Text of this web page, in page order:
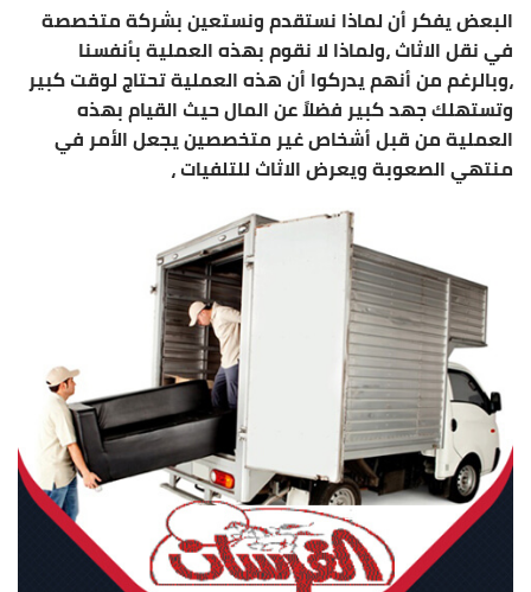
البعض يفكر أن لماذا نستقدم ونستعين بشركة متخصصة
في نقل الاثاث ،ولماذا لا نقوم بهذه العملية بأنفسنا
،وبالرغم من أنهم يدركوا أن هذه العملية تحتاج لوقت كبير
وتستهلك جهد كبير فضلاً عن المال حيث القيام بهذه
العملية من قبل أشخاص غير متخصصين يجعل الأمر في
منتهي الصعوبة ويعرض الاثاث للتلفيات ،